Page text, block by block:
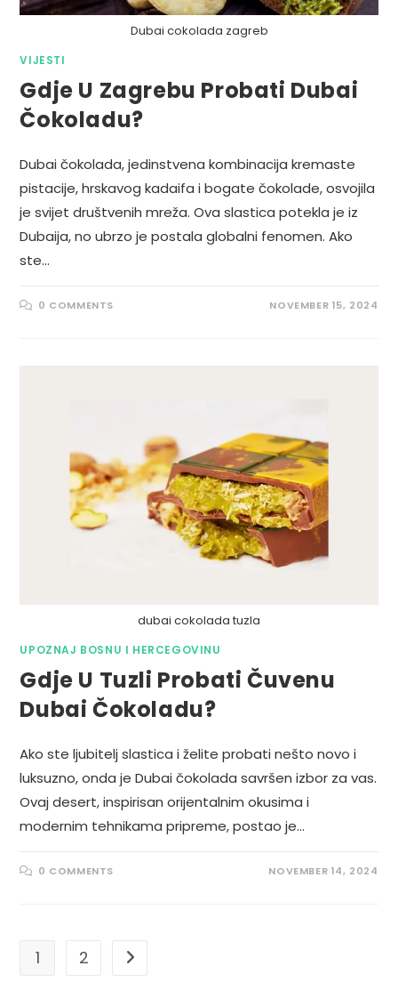
Dubai cokolada zagreb
VIJESTI
Gdje U Zagrebu Probati Dubai
Čokoladu?
Dubai čokolada, jedinstvena kombinacija kremaste
pistacije, hrskavog kadaifa i bogate čokolade, osvojila
je svijet društvenih mreža. Ova slastica potekla je iz
Dubaija, no ubrzo je postala globalni fenomen. Ako
ste…
0 COMMENTS NOVEMBER 15, 2024
dubai cokolada tuzla
UPOZNAJ BOSNU I HERCEGOVINU
Gdje U Tuzli Probati Čuvenu
Dubai Čokoladu?
Ako ste ljubitelj slastica i želite probati nešto novo i
luksuzno, onda je Dubai čokolada savršen izbor za vas.
Ovaj desert, inspirisan orijentalnim okusima i
modernim tehnikama pripreme, postao je…
0 COMMENTS NOVEMBER 14, 2024
1 2 Go to the next page